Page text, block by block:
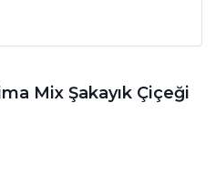
Mix Şakayık Çiçeği